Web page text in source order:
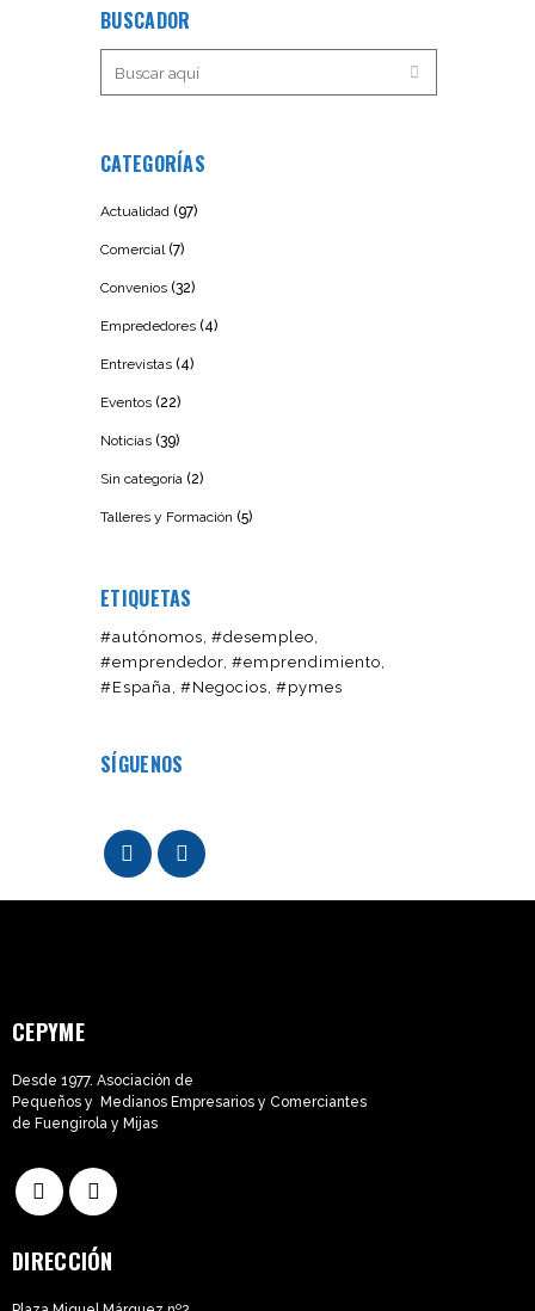
BUSCADOR
CATEGORÍAS
Actualidad (97)
Comercial(7)
Convenios (32)
Emprededores (4)
Entrevistas (4)
Eventos (22)
Noticias (39)
Sin categoría (2)
Talleres y Formación (5)
ETIQUETAS
#autónomos #desempleo
#emprendedor #emprendimiento
#España #Negocios #pymes
SÍGUENOS
CEPYME
Desde 1977. Asociación de
Pequeños y Medianos Empresarios y Comerciantes
de Fuengirola y Mijas
DIRECCIÓN